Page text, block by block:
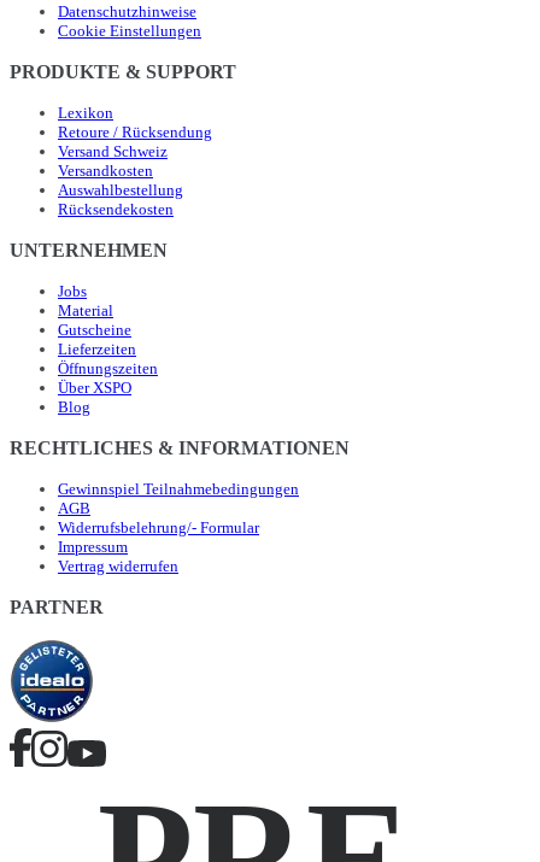
Datenschutzhinweise
Cookie Einstellungen
PRODUKTE & SUPPORT
Lexikon
Retoure / Rücksendung
Versand Schweiz
Versandkosten
Auswahlbestellung
Rücksendekosten
UNTERNEHMEN
Jobs
Material
Gutscheine
Lieferzeiten
Öffnungszeiten
Über XSPO
Blog
RECHTLICHES & INFORMATIONEN
Gewinnspiel Teilnahmebedingungen
AGB
Widerrufsbelehrung/- Formular
Impressum
Vertrag widerrufen
PARTNER